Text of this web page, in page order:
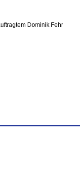
Dominik Fehr